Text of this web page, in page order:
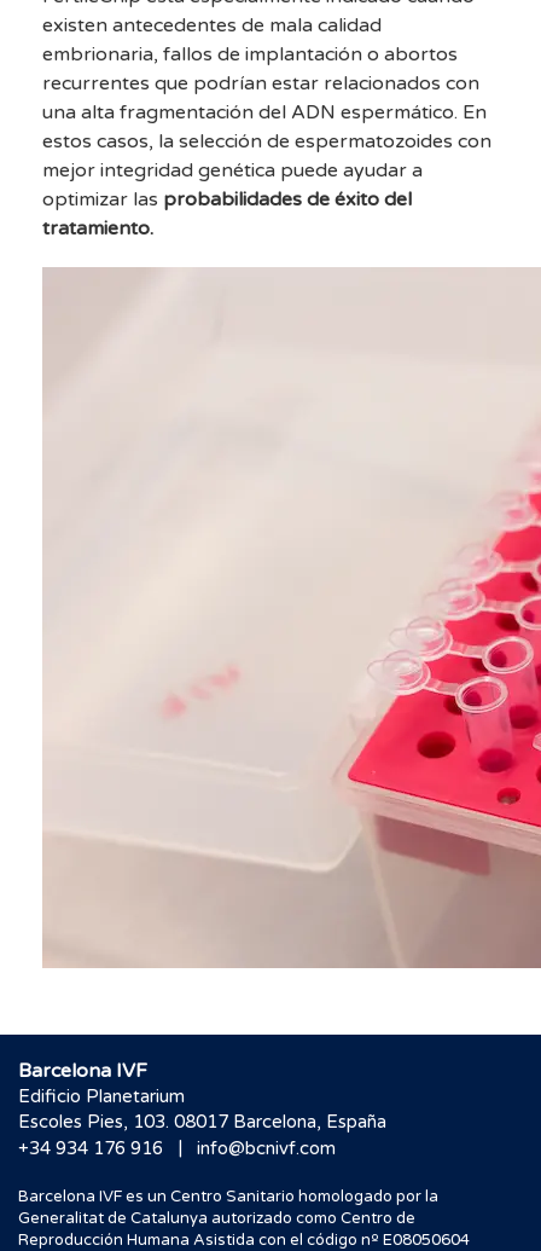
existen antecedentes de mala calidad
embrionaria, fallos de implantación o abortos
recurrentes que podrían estar relacionados con
una alta fragmentación del ADN espermático. En
estos casos, la selección de espermatozoides con
mejor integridad genética puede ayudar a
optimizar las probabilidades de éxito del
tratamiento.
Barcelona IVF
Edificio Planetarium
Escoles Pies, 103. 08017 Barcelona, España
+34 934 176 916
| info@bcnivf.com
Barcelona IVF es un Centro Sanitario homologado por la
Generalitat de Catalunya autorizado como Centro de
Reproducción Humana Asistida con el código nº E08050604